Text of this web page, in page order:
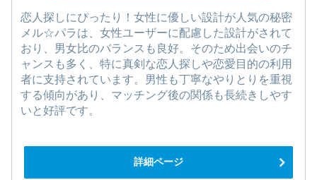
恋人探しにぴったり！女性に優しい設計が人気の秘密
メル☆パラは、女性ユーザーに配慮した設計がされて
おり、男女比のバランスも良好。そのため出会いのチ
ャンスも多く、特に真剣な恋人探しや恋愛目的の利用
者に支持されています。男性も丁寧なやりとりを重視
する傾向があり、マッチング後の関係も長続きしやす
いと好評です。
詳細ページ